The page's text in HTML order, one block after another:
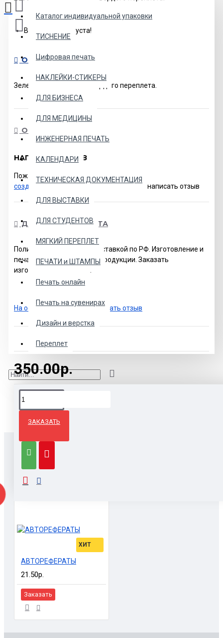
Каталог индивидуальной упаковки
ТИСНЕНИЕ
Цифровая печать
НАКЛЕЙКИ-СТИКЕРЫ
ДЛЯ БИЗНЕСА
ДЛЯ МЕДИЦИНЫ
ИНЖЕНЕРНАЯ ПЕЧАТЬ
КАЛЕНДАРИ
ТЕХНИЧЕСКАЯ ДОКУМЕНТАЦИЯ
ДЛЯ ВЫСТАВКИ
ДЛЯ СТУДЕНТОВ
МЯГКИЙ ПЕРЕПЛЕТ
ПЕЧАТИ и ШТАМПЫ
Печать онлайн
Печать на сувенирах
Дизайн и верстка
Переплет
Ваша корзина пуста!
ОПИСАНИЕ
Зеленая обложка для твердого переплета.
ОСТАВИТЬ ОТЗЫВ
НАПИСАТЬ ОТЗЫВ
Пожалуйста авторизируйтесьили
создайте учетную запись
перед тем как написать отзыв
ДОСТАВКА И ОПЛАТА
Полиграфия в Москве с доставкой по РФ. Изготовление и
печать полиграфической продукции. Заказать
изготовление и печать.
На основе 0 отзывов.-Написать отзыв
350.00р.
ЗАКАЗАТЬ
Теги:
ХИТ
АВТОРЕФЕРАТЫ
21.50р.
Заказать